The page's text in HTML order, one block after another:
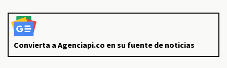
Convierta a Agenciapi.co en su fuente de noticias